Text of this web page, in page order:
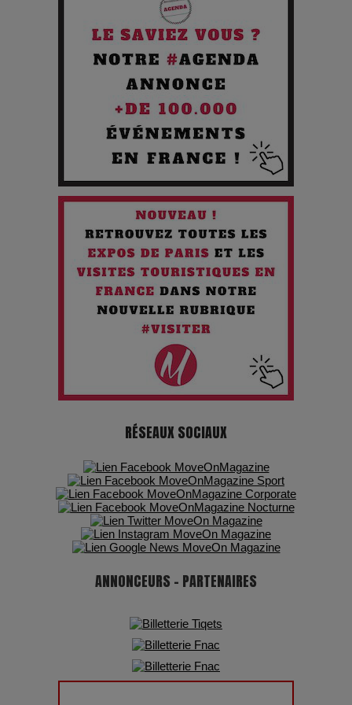
Pourquoi les Petites Entreprises Créatives Deviennent les
Cibles des Hackers
Les 3 meilleures destinations pour des vacances sportives
Quand l'Opéra Rencontre l'IA : Lola Volonakis, l'Artiste du
Paradoxe qui Chante le Futur
Chien 51 - Quand l’IA prend le pouvoir : une plongée dans un
futur troublant
Maïra Kerey, la “voix d’or du Kazakhstan”, célèbre ses 30
ans de carrière à la Salle Gaveau
Les dessous de la fast fashion : un désastre écologique en
7 Techniques Secrètes des Photographes de Stars
Adieu Jean-Pat : rire au bord du précipice
Pharaonic Festival 2025 : 10 ans d’électro sous les
montagnes, une fête à ne pas manquer
RÉSEAUX SOCIAUX
ANNONCEURS - PARTENAIRES